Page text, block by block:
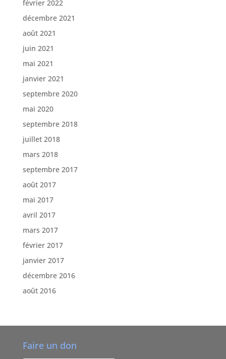
février 2022
décembre 2021
août 2021
juin 2021
mai 2021
janvier 2021
septembre 2020
mai 2020
septembre 2018
juillet 2018
mars 2018
septembre 2017
août 2017
mai 2017
avril 2017
mars 2017
février 2017
janvier 2017
décembre 2016
août 2016
Faire un don